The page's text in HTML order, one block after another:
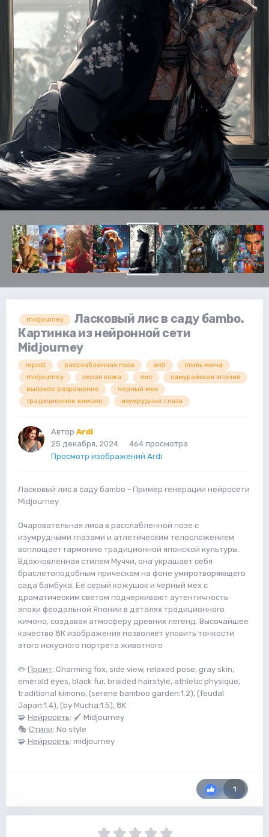
midjourney
Ласковый лис в саду бambo.
Картинка из нейронной сети
Midjourney
repost расслабленная поза ardi
стиль мюча
midjourney
серая кожа лис
самурайская япония
высокое разрешение
черный мех
традиционное кимоно
изумрудные глаза
Автор Ardi
25 декабря, 2024
464 просмотра
Просмотр изображений Ardi
Ласковый лис в саду бambo - Пример генерации нейросети
Midjourney
Очаровательная лиса в расслабленной позе с
изумрудными глазами и атлетическим телосложением
воплощает гармонию традиционной японской культуры.
Вдохновленная стилем Муччи, она украшает себя
браслетоподобным прическам на фоне умиротворяющего
сада бамбука. Её серый кожушок и черный мех с
драматическим светом подчеркивают аутентичность
эпохи феодальной Японии в деталях традиционного
кимоно, создавая атмосферу древних легенд. Высочайшее
качество 8К изображения позволяет уловить тонкости
этого искусного портрета животного
✏️ Промт: Charming fox, side view, relaxed pose, gray skin,
emerald eyes, black fur, braided hairstyle, athletic physique,
traditional kimono, (serene bamboo garden:1.2), (feudal
Japan:1.4), (by Mucha:1.5), 8K
🧩 Нейросеть: 🖌 Midjourney
🎭 Стили: No style
🧩 Нейросеть: midjourney
1